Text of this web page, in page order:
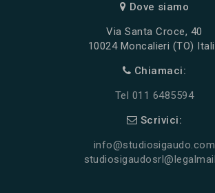
Dove siamo
Via Santa Croce, 40
10024 Moncalieri (TO)
Chiamaci:
Tel 011 6485594
Scrivici:
info@studiosigaudo.com